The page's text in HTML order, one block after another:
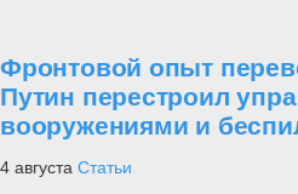
Фронтовой опыт
Путин перестроил
вооружениями и
4 августа Статьи